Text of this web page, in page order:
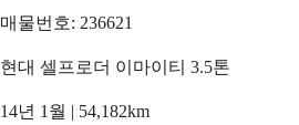
매물번호: 236621
현대 셀프로더 이마이티 3.5톤
14년 1월 | 54,182km